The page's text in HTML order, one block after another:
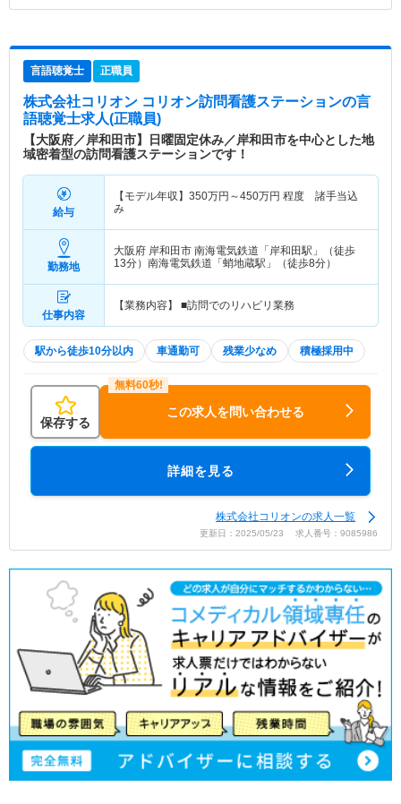
言語聴覚士 正職員
株式会社コリオン コリオン訪問看護ステーションの言
語聴覚士求人(正職員)
【大阪府／岸和田市】日曜固定休み／岸和田市を中心とした地
域密着型の訪問看護ステーションです！
給与
【モデル年収】 350万円～450万円 程度 諸手当込
み
勤務地
大阪府 岸和田市 南海電気鉄道「岸和田駅」（徒歩
13分）南海電気鉄道「蛸地蔵駅」（徒歩8分）
仕事内容
【業務内容】 ■訪問でのリハビリ業務
駅から徒歩10分以内 車通勤可 残業少なめ 積極採用中
保存する
この求人を問い合わせる
詳細を見る
株式会社コリオンの求人一覧
更新日：2025/05/23 求人番号：9085986